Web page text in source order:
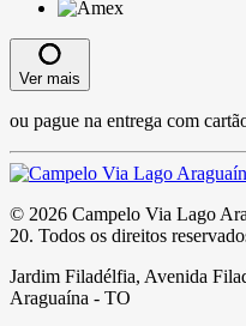
Ver mais
ou pague na entrega com
© 2026 Campelo Via Lago
20. Todos os direitos
Jardim Filadélfia, Avenida
Araguaína - TO